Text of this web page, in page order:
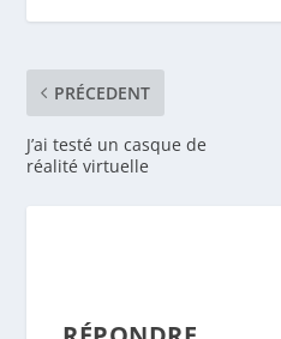
PRÉCEDENT
J’ai testé un casque de
réalité virtuelle